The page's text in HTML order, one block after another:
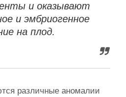
и оказывают
и эмбриогенное
на плод.
различные аномалии